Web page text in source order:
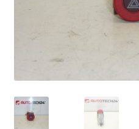
Pagamentos
Pagamentos
Procedimento de Reclamação